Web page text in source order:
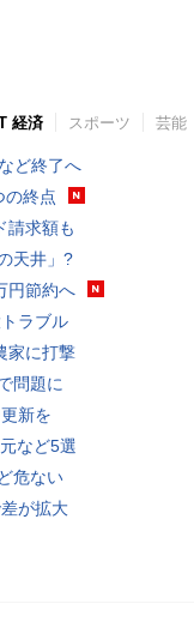
経済 スポーツ 芸能
ど終了へ
の終点
請求額も
天井」?
円節約へ
ラブル
家に打撃
問題に
新を
など5選
危ない
が拡大